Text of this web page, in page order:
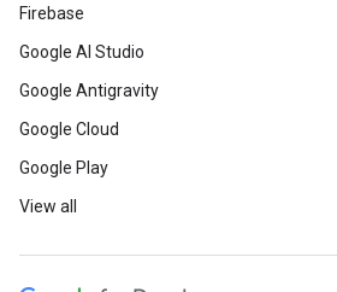
Firebase
Google AI Studio
Google Antigravity
Google Cloud
Google Play
View all